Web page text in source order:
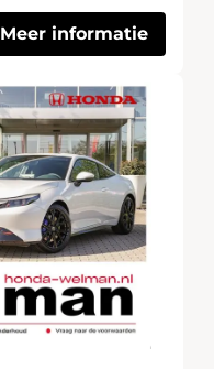
Meer informatie